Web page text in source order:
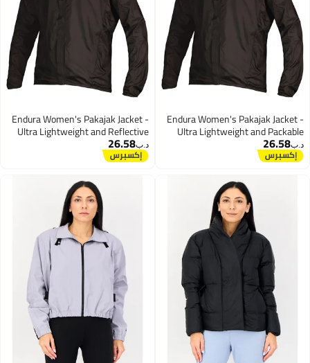
Endura Women's Pakajak Jacket -
Ultra Lightweight and Packable
د.ب‏26.58
Endura Women's Pakajak Jacket -
Ultra Lightweight and Reflective
د.ب‏26.58